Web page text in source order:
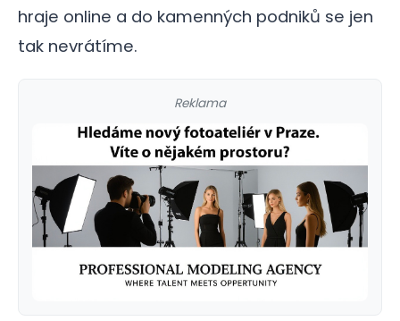
hraje online a do kamenných podniků se jen
tak nevrátíme.
Reklama